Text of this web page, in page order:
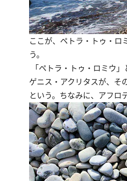
ここが、ペトラ・トゥ・ロ
う。
「ペトラ・トゥ・ロミウ
ゲニス・アクリタスが、そ
という。ちなみに、アフロ